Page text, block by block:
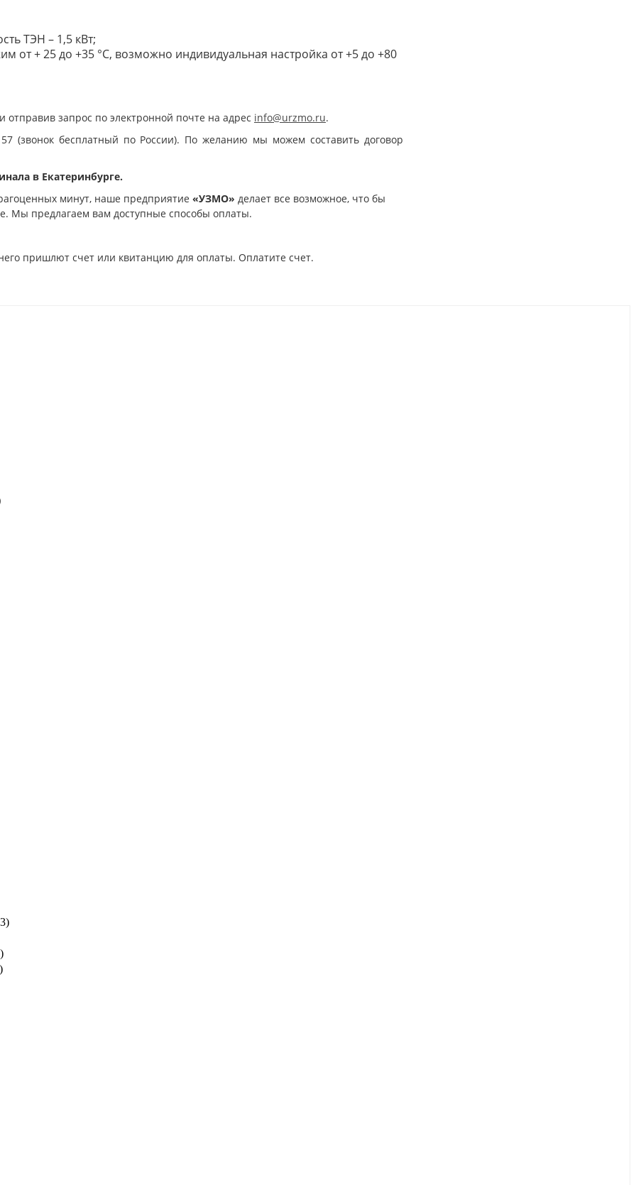
ТЭН – 1,5 кВт;
от + 25 до +35 °С, возможно индивидуальная настройка от +5 до +80
запрос по электронной почте на адрес info@urzmo.ru.
(звонок бесплатный по России). По желанию мы можем составить договор
в Екатеринбурге.
минут, наше предприятие «УЗМО» делает все возможное, что бы
Мы предлагаем вам доступные способы оплаты.
пришлют счет или квитанцию для оплаты. Оплатите счет.